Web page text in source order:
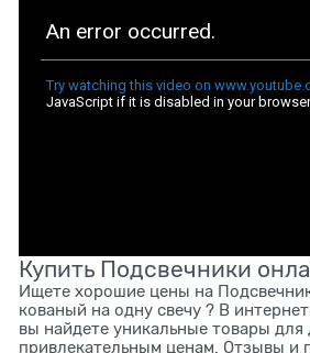
Купить Подсвечники
Ищете хорошие цены на
кованый на одну свечу ? В
вы найдете уникальные товары для
привлекательным ценам. Отзывы и